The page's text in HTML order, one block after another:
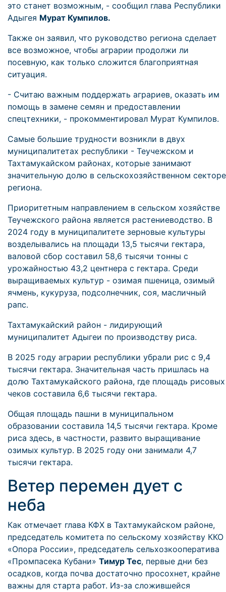
это станет возможным, - сообщил глава Республики
Адыгея Мурат Кумпилов.
Также он заявил, что руководство региона сделает
все возможное, чтобы аграрии продолжи ли
посевную, как только сложится благоприятная
ситуация.
- Считаю важным поддержать аграриев, оказать им
помощь в замене семян и предоставлении
спецтехники, - прокомментировал Мурат Кумпилов.
Самые большие трудности возникли в двух
муниципалитетах республики - Теучежском и
Тахтамукайском районах, которые занимают
значительную долю в сельскохозяйственном секторе
региона.
Приоритетным направлением в сельском хозяйстве
Теучежского района является растениеводство. В
2024 году в муниципалитете зерновые культуры
возделывались на площади 13,5 тысячи гектара,
валовой сбор составил 58,6 тысячи тонны с
урожайностью 43,2 центнера с гектара. Среди
выращиваемых культур - озимая пшеница, озимый
ячмень, кукуруза, подсолнечник, соя, масличный
рапс.
Тахтамукайский район - лидирующий
муниципалитет Адыгеи по производству риса.
В 2025 году аграрии республики убрали рис с 9,4
тысячи гектара. Значительная часть пришлась на
долю Тахтамукайского района, где площадь рисовых
чеков составила 6,6 тысячи гектара.
Общая площадь пашни в муниципальном
образовании составила 14,5 тысячи гектара. Кроме
риса здесь, в частности, развито выращивание
озимых культур. В 2025 году они занимали 4,7
тысячи гектара.
Ветер перемен дует с
неба
Как отмечает глава КФХ в Тахтамукайском районе,
председатель комитета по сельскому хозяйству ККО
«Опора России», председатель сельхозкооператива
«Промпасека Кубани» Тимур Тес, первые дни без
осадков, когда почва достаточно просохнет, крайне
важны для старта работ. Из-за сложившейся